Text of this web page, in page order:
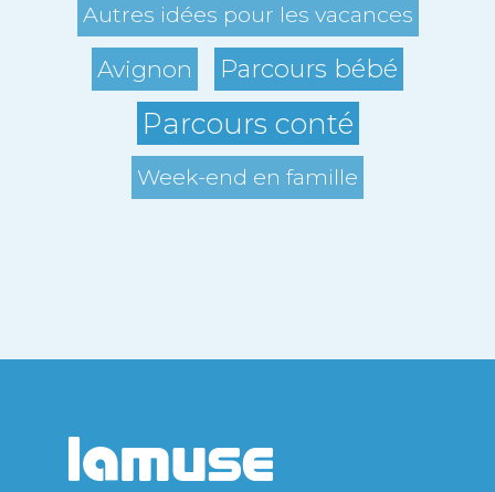
Autres idées pour les vacances
Avignon Parcours bébé
Parcours conté
Week-end en famille